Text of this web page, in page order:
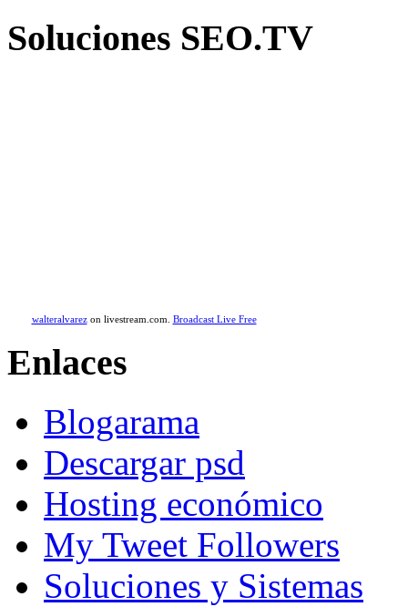
Soluciones SEO.TV
walteralvarezon livestream.com. Broadcast Live Free
Enlaces
Blogarama
Descargar psd
Hosting económico
My Tweet Followers
Soluciones y Sistemas